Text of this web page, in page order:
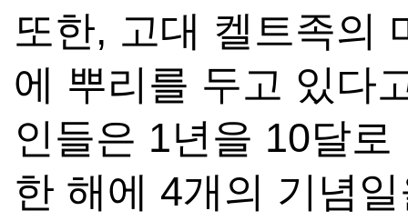
또한, 고대 켈트족의
에 뿌리를 두고 있다
인들은 1년을 10달
한 해에 4개의 기념